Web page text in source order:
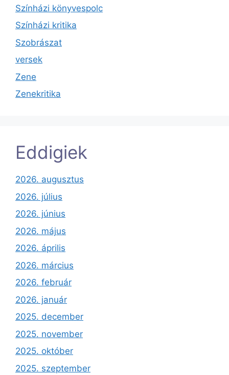
Színházi könyvespolc
Színházi kritika
Szobrászat
versek
Zene
Zenekritika
Eddigiek
2026. augusztus
2026. július
2026. június
2026. május
2026. április
2026. március
2026. február
2026. január
2025. december
2025. november
2025. október
2025. szeptember